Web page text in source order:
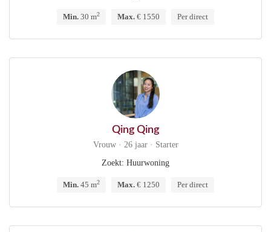
Min. 30 m2 Max. € 1550 Per direct
Qing Qing
Vrouw · 26 jaar · Starter
Zoekt: Huurwoning
Min. 45 m2 Max. € 1250 Per direct